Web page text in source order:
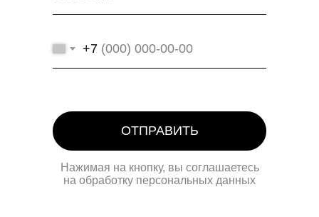
+7
ОТПРАВИТЬ
Нажимая на кнопку, вы соглашаетесь
на обработку персональных данных